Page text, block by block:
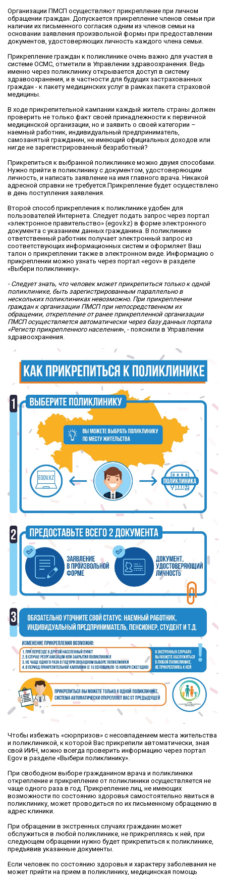
Организации ПМСП осуществляют прикрепление при личном
обращении граждан. Допускается прикрепление членов семьи при
наличии их письменного согласия одним из членов семьи на
основании заявления произвольной формы при предоставлении
документов, удостоверяющих личность каждого члена семьи.
Прикрепление граждан к поликлинике очень важно для участия в
системе ОСМС, отметили в Управлении здравоохранения. Ведь
именно через поликлинику открывается доступ в систему
здравоохранения, и в частности для будущих застрахованных
граждан - к пакету медицинских услуг в рамках пакета страховой
медицины.
В ходе прикрепительной кампании каждый житель страны должен
проверить не только факт своей принадлежности к первичной
медицинской организации, но и заявить о своей категории –
наемный работник, индивидуальный предприниматель,
самозанятый гражданин, не имеющий официальных доходов или
нигде не зарегистрированный безработный?
Прикрепиться к выбранной поликлинике можно двумя способами.
Нужно прийти в поликлинику с документом, удостоверяющим
личность, и написать заявление на имя главного врача. Никакой
адресной справки не требуется.Прикрепление будет осуществлено
в день поступления заявления.
Второй способ прикрепления к поликлинике удобен для
пользователей Интернета. Следует подать запрос через портал
«электронное правительство» (еgov.kz) в форме электронного
документа с указанием данных гражданина. В поликлинике
ответственный работник получает электронный запрос из
соответствующих информационных систем и оформляет Ваш
талон о прикреплении также в электронном виде. Информацию о
прикреплении можно узнать через портал «еgov» в разделе
«Выбери поликлинику».
- Следует знать, что человек может прикрепиться только к одной
поликлинике, быть зарегистрированным параллельно в
нескольких поликлиниках невозможно. При прикреплении
граждан к организации ПМСП при непосредственном их
обращении, открепление от ранее прикрепленной организации
ПМСП осуществляется автоматически через базу данных портала
«Регистр прикрепленного населения», - пояснили в Управлении
здравоохранения.
Чтобы избежать «сюрпризов» с несовпадением места жительства
и поликлиникой, к которой Вас прикрепили автоматически, зная
свой ИИН, можно всегда проверить информацию через портал
Egov в разделе «Выбери поликлинику».
При свободном выборе гражданином врача и поликлиники
открепление и прикрепление от поликлиники осуществляется не
чаще одного раза в год. Прикрепление лиц, не имеющих
возможности по состоянию здоровья самостоятельно явиться в
поликлинику, может проводиться по их письменному обращению в
адрес клиники.
При обращении в экстренных случаях гражданин может
обслужиться в любой поликлинике, не прикрепляясь к ней, при
следующем обращении нужно будет прикрепиться к поликлинике,
предъявив указанные документы.
Если человек по состоянию здоровья и характеру заболевания не
может прийти на прием в поликлинику, медицинская помощь